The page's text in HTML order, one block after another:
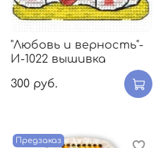
"Любовь и верность"-
И-1022 вышивка
300 руб.
Предзаказ